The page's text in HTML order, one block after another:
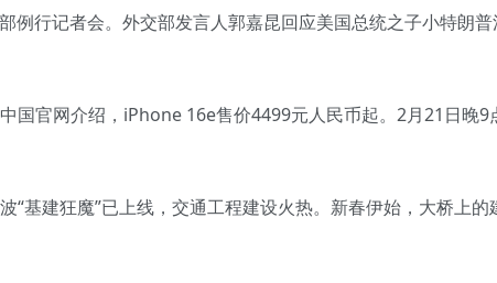
例行记者会。外交部发言人郭嘉昆回应美国总统之子小特朗
国官网介绍，iPhone 16e售价4499元人民币起。2月21日晚9
“基建狂魔”已上线，交通工程建设火热。新春伊始，大桥上